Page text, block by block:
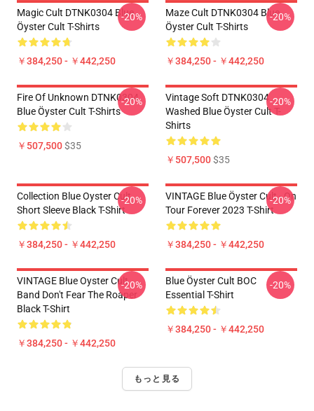
Magic Cult DTNK0304 Blue
Öyster Cult T-Shirts
￥384,250 - ￥442,250
-20%
Maze Cult DTNK0304 Blue
Öyster Cult T-Shirts
￥384,250 - ￥442,250
-20%
Fire Of Unknown DTNK0304
Blue Öyster Cult T-Shirts
￥507,500$35
-20%
Vintage Soft DTNK0304
Washed Blue Öyster Cult T-
Shirts
￥507,500$35
-20%
Collection Blue Oyster Cult
Short Sleeve Black T-Shirt
￥384,250 - ￥442,250
-20%
VINTAGE Blue Öyster Cult - On
Tour Forever 2023 T-Shirt
￥384,250 - ￥442,250
-20%
VINTAGE Blue Oyster Cult
Band Don't Fear The Roaper
Black T-Shirt
￥384,250 - ￥442,250
-20%
Blue Öyster Cult BOC
Essential T-Shirt
￥384,250 - ￥442,250
-20%
もっと見る